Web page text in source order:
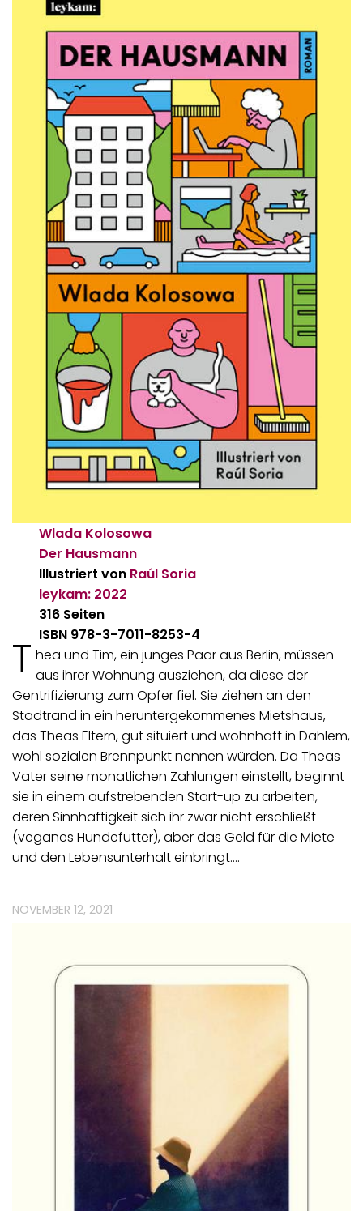
Wlada Kolosowa
Der Hausmann
Illustriert von Raúl Soria
leykam: 2022
316 Seiten
ISBN 978-3-7011-8253-4
T hea und Tim, ein junges Paar aus Berlin, müssen
aus ihrer Wohnung ausziehen, da diese der
Gentrifizierung zum Opfer fiel. Sie ziehen an den
Stadtrand in ein heruntergekommenes Mietshaus,
das Theas Eltern, gut situiert und wohnhaft in Dahlem,
wohl sozialen Brennpunkt nennen würden. Da Theas
Vater seine monatlichen Zahlungen einstellt, beginnt
sie in einem aufstrebenden Start-up zu arbeiten,
deren Sinnhaftigkeit sich ihr zwar nicht erschließt
(veganes Hundefutter), aber das Geld für die Miete
und den Lebensunterhalt einbringt.…
NOVEMBER 12, 2021